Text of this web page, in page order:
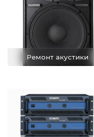
Ремонт акустики